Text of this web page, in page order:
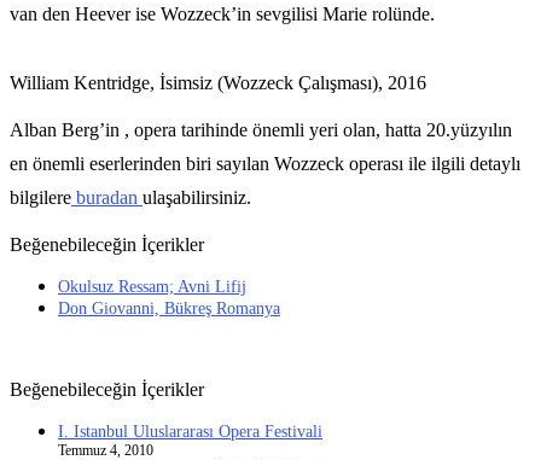
van den Heever ise Wozzeck’in sevgilisi Marie rolünde.
William Kentridge, İsimsiz (Wozzeck Çalışması), 2016
Alban Berg’in , opera tarihinde önemli yeri olan, hatta 20.yüzyılın
en önemli eserlerinden biri sayılan Wozzeck operası ile ilgili detaylı
bilgilere buradan ulaşabilirsiniz.
Beğenebileceğin İçerikler
Okulsuz Ressam; Avni Lifij
Don Giovanni, Bükreş Romanya
Beğenebileceğin İçerikler
I. Istanbul Uluslararası Opera Festivali
Temmuz 4, 2010